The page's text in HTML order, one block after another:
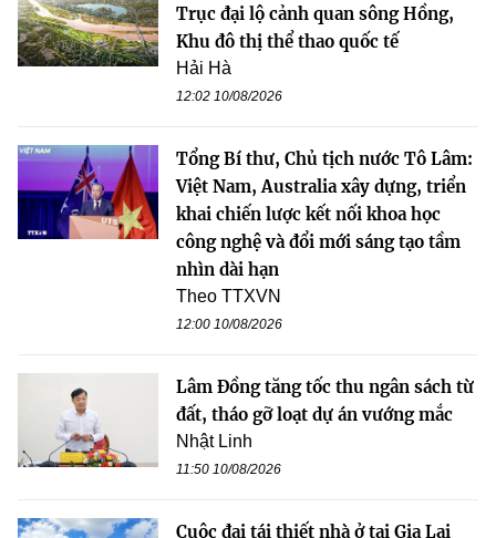
Trục đại lộ cảnh quan sông Hồng,
Khu đô thị thể thao quốc tế
Hải Hà
12:02 10/08/2026
Tổng Bí thư, Chủ tịch nước Tô Lâm:
Việt Nam, Australia xây dựng, triển
khai chiến lược kết nối khoa học
công nghệ và đổi mới sáng tạo tầm
nhìn dài hạn
Theo TTXVN
12:00 10/08/2026
Lâm Đồng tăng tốc thu ngân sách từ
đất, tháo gỡ loạt dự án vướng mắc
Nhật Linh
11:50 10/08/2026
Cuộc đại tái thiết nhà ở tại Gia Lai